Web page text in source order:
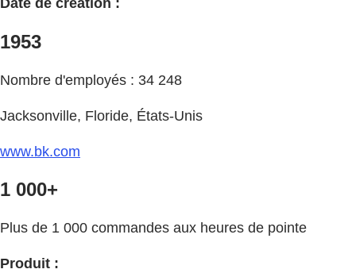
1953
Nombre d'employés : 34 248
Jacksonville, Floride, États-Unis
www.bk.com
1 000+
Plus de 1 000 commandes aux heures de pointe
Produit :